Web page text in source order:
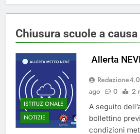
ORDINANZA N. 8/
PARZIALE
POTABILE
4 Mesi Ago
5 Mesi Ago
Savignano Irpino:
del 26 Marzo 2026
5 Mesi Ago
risparmi!
10 Mesi Ago
Chiusura scuole a
ISTITUZIONALE
NOTIZIE
Allerta
Redazione4.0
ago
0 2
A seguito
bollettino
condizioni